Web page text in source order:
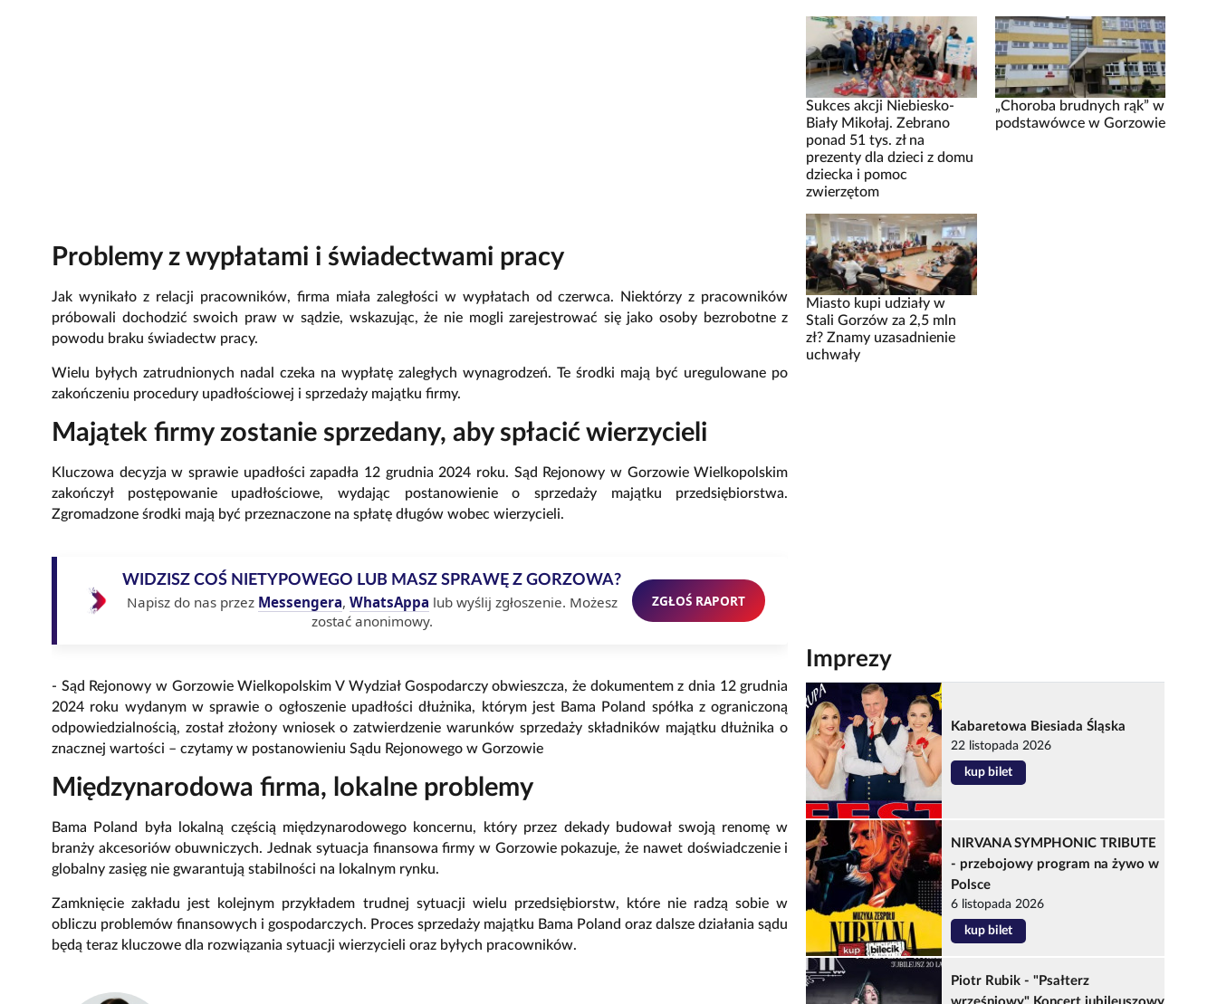
Problemy z wypłatami i świadectwami pracy
Jak wynikało z relacji pracowników, firma miała zaległości w wypłatach od czerwca. Niektórzy z pracowników
próbowali dochodzić swoich praw w sądzie, wskazując, że nie mogli zarejestrować się jako osoby bezrobotne z
powodu braku świadectw pracy.
Wielu byłych zatrudnionych nadal czeka na wypłatę zaległych wynagrodzeń. Te środki mają być uregulowane po
zakończeniu procedury upadłościowej i sprzedaży majątku firmy.
Majątek firmy zostanie sprzedany, aby spłacić wierzycieli
Kluczowa decyzja w sprawie upadłości zapadła 12 grudnia 2024 roku. Sąd Rejonowy w Gorzowie Wielkopolskim
zakończył postępowanie upadłościowe, wydając postanowienie o sprzedaży majątku przedsiębiorstwa.
Zgromadzone środki mają być przeznaczone na spłatę długów wobec wierzycieli.
WIDZISZ COŚ NIETYPOWEGO LUB MASZ SPRAWĘ Z GORZOWA?
Napisz do nas przez Messengera, WhatsAppa lub wyślij zgłoszenie. Możesz
zostać anonimowy.
ZGŁOŚ RAPORT
- Sąd Rejonowy w Gorzowie Wielkopolskim V Wydział Gospodarczy obwieszcza, że dokumentem z dnia 12 grudnia
2024 roku wydanym w sprawie o ogłoszenie upadłości dłużnika, którym jest Bama Poland spółka z ograniczoną
odpowiedzialnością, został złożony wniosek o zatwierdzenie warunków sprzedaży składników majątku dłużnika o
znacznej wartości – czytamy w postanowieniu Sądu Rejonowego w Gorzowie
Międzynarodowa firma, lokalne problemy
Bama Poland była lokalną częścią międzynarodowego koncernu, który przez dekady budował swoją renomę w
branży akcesoriów obuwniczych. Jednak sytuacja finansowa firmy w Gorzowie pokazuje, że nawet doświadczenie i
globalny zasięg nie gwarantują stabilności na lokalnym rynku.
Zamknięcie zakładu jest kolejnym przykładem trudnej sytuacji wielu przedsiębiorstw, które nie radzą sobie w
obliczu problemów finansowych i gospodarczych. Proces sprzedaży majątku Bama Poland oraz dalsze działania sądu
będą teraz kluczowe dla rozwiązania sytuacji wierzycieli oraz byłych pracowników.
Sukces akcji Niebiesko-
Biały Mikołaj. Zebrano
ponad 51 tys. zł na
prezenty dla dzieci z domu
dziecka i pomoc
zwierzętom
„Choroba brudnych rąk” w
podstawówce w Gorzowie
Miasto kupi udziały w
Stali Gorzów za 2,5 mln
zł? Znamy uzasadnienie
uchwały
Imprezy
Kabaretowa Biesiada Śląska
22 listopada 2026
kup bilet
NIRVANA SYMPHONIC TRIBUTE
- przebojowy program na żywo w
Polsce
6 listopada 2026
kup bilet
Piotr Rubik - "Psałterz